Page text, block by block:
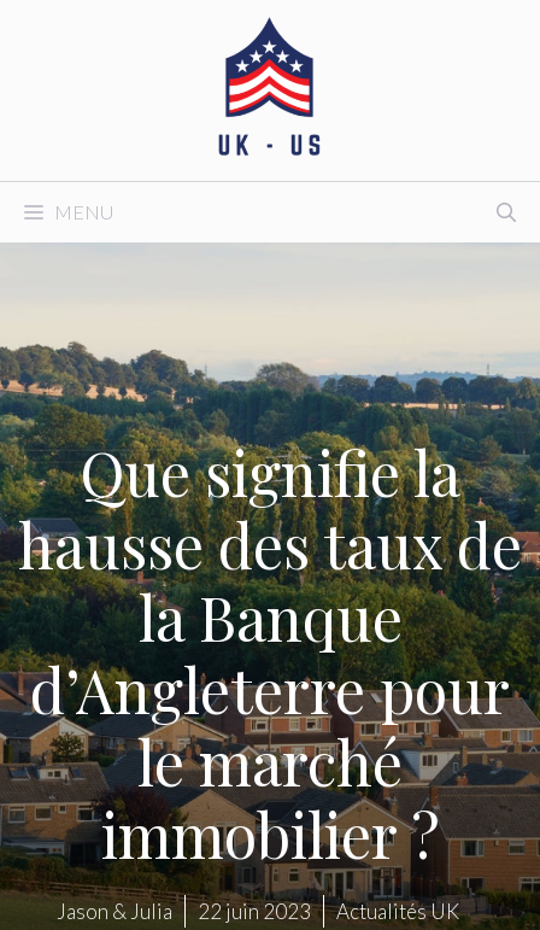
MENU
Que signifie la
hausse des taux de
la Banque
d’Angleterre pour
le marché
immobilier ?
Jason & Julia 22 juin 2023 Actualités UK